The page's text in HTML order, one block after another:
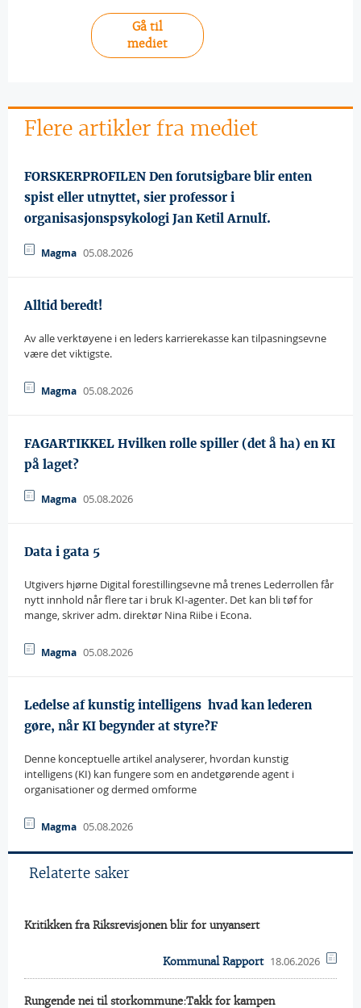
Gå til
mediet
Flere artikler fra mediet
FORSKERPROFILEN Den forutsigbare blir enten
spist eller utnyttet, sier professor i
organisasjonspsykologi Jan Ketil Arnulf.
Magma 05.08.2026
Alltid beredt!
Av alle verktøyene i en leders karrierekasse kan tilpasningsevne
være det viktigste.
Magma 05.08.2026
FAGARTIKKEL Hvilken rolle spiller (det å ha) en KI
på laget?
Magma 05.08.2026
Data i gata 5
Utgivers hjørne Digital forestillingsevne må trenes Lederrollen får
nytt innhold når flere tar i bruk KI-agenter. Det kan bli tøf for
mange, skriver adm. direktør Nina Riibe i Econa.
Magma 05.08.2026
Ledelse af kunstig intelligens  hvad kan lederen
gøre, når KI begynder at styre?F
Denne konceptuelle artikel analyserer, hvordan kunstig
intelligens (KI) kan fungere som en andetgørende agent i
organisationer og dermed omforme
Magma 05.08.2026
Relaterte saker
Kritikken fra Riksrevisjonen blir for unyansert
Kommunal Rapport 18.06.2026
Rungende nei til storkommune:Takk for kampen